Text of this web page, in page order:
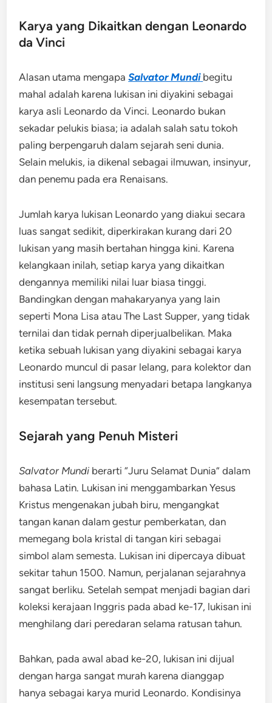
Karya yang Dikaitkan dengan Leonardo
da Vinci
Alasan utama mengapaSalvator Mundi begitu
mahal adalah karena lukisan ini diyakini sebagai
karya asli Leonardo da Vinci. Leonardo bukan
sekadar pelukis biasa; ia adalah salah satu tokoh
paling berpengaruh dalam sejarah seni dunia.
Selain melukis, ia dikenal sebagai ilmuwan, insinyur,
dan penemu pada era Renaisans.
Jumlah karya lukisan Leonardo yang diakui secara
luas sangat sedikit, diperkirakan kurang dari 20
lukisan yang masih bertahan hingga kini. Karena
kelangkaan inilah, setiap karya yang dikaitkan
dengannya memiliki nilai luar biasa tinggi.
Bandingkan dengan mahakaryanya yang lain
seperti Mona Lisa atauThe Last Supper, yang tidak
ternilai dan tidak pernah diperjualbelikan. Maka
ketika sebuah lukisan yang diyakini sebagai karya
Leonardo muncul di pasar lelang, para kolektor dan
institusi seni langsung menyadari betapa langkanya
kesempatan tersebut.
Sejarah yang Penuh Misteri
Salvator Mundi berarti “Juru Selamat Dunia” dalam
bahasa Latin. Lukisan ini menggambarkan Yesus
Kristus mengenakan jubah biru, mengangkat
tangan kanan dalam gestur pemberkatan, dan
memegang bola kristal di tangan kiri sebagai
simbol alam semesta. Lukisan ini dipercaya dibuat
sekitar tahun 1500. Namun, perjalanan sejarahnya
sangat berliku. Setelah sempat menjadi bagian dari
koleksi kerajaan Inggris pada abad ke-17, lukisan ini
menghilang dari peredaran selama ratusan tahun.
Bahkan, pada awal abad ke-20, lukisan ini dijual
dengan harga sangat murah karena dianggap
hanya sebagai karya murid Leonardo. Kondisinya